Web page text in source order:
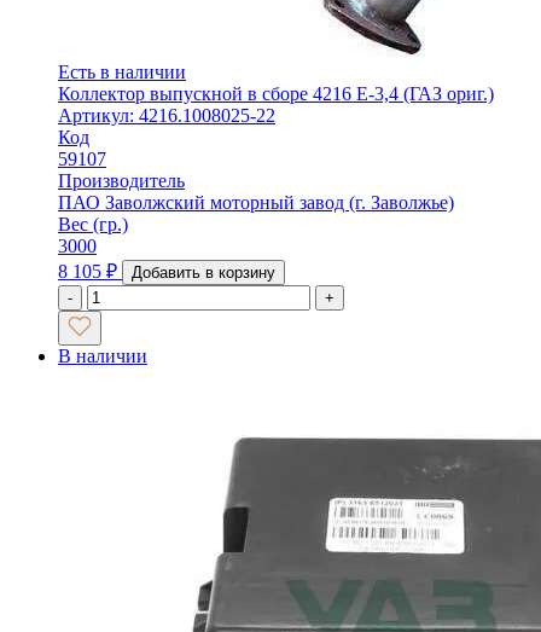
Есть в наличии
Коллектор выпускной в сборе 4216 Е-3,4 (ГАЗ ориг.)
Артикул: 4216.1008025-22
Код
59107
Производитель
ПАО Заволжский моторный завод (г. Заволжье)
Вес (гр.)
3000
8 105 ₽
Добавить в корзину
-
+
В наличии